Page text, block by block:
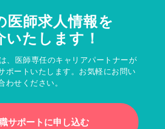
医師求人情報を
いたします！
、医師専任のキャリアパートナーが
ポートいたします。お気軽にお問い
わせください。
サポートに申し込む